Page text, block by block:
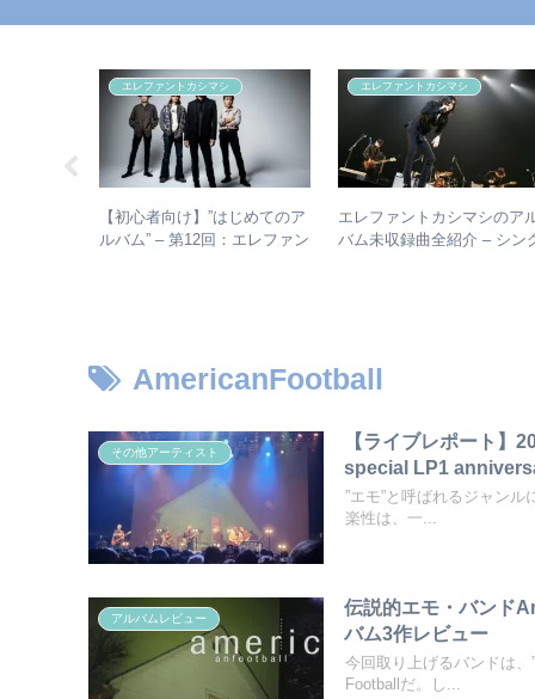
エレファントカシマシ
【初心者向け】”はじめてのア
ルバム” – 第12回：エレファン
エレファントカシマシ
エレファントカシマシのア
バム未収録曲全紹介 – シン
AmericanFootball
その他アーティスト
【ライブレポート
special LP1
”エモ”と呼ばれるジャン
楽性は、一...
アルバムレビュー
伝説的エモ・バンド
バム3作レビュー
今回取り上げるバンドは
Footballだ。し...